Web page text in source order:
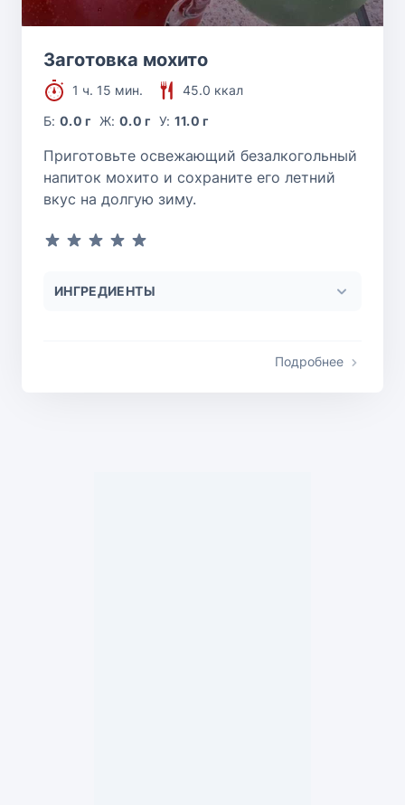
Заготовка мохито
1 ч. 15 мин.
45.0 ккал
Б:0.0 г Ж: 0.0 г У: 11.0 г
Приготовьте освежающий безалкогольный
напиток мохито и сохраните его летний
вкус на долгую зиму.
ИНГРЕДИЕНТЫ
Подробнее